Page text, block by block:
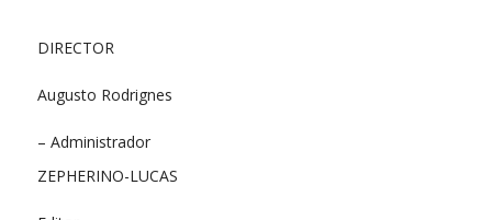
DIRECTOR
Augusto Rodrignes
– Administrador
ZEPHERINO-LUCAS